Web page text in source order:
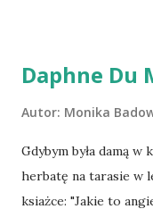
Daphne Du
Autor: Monika
Gdybym była damą
herbatę na tarasie w
ksiażce: "Jakie to